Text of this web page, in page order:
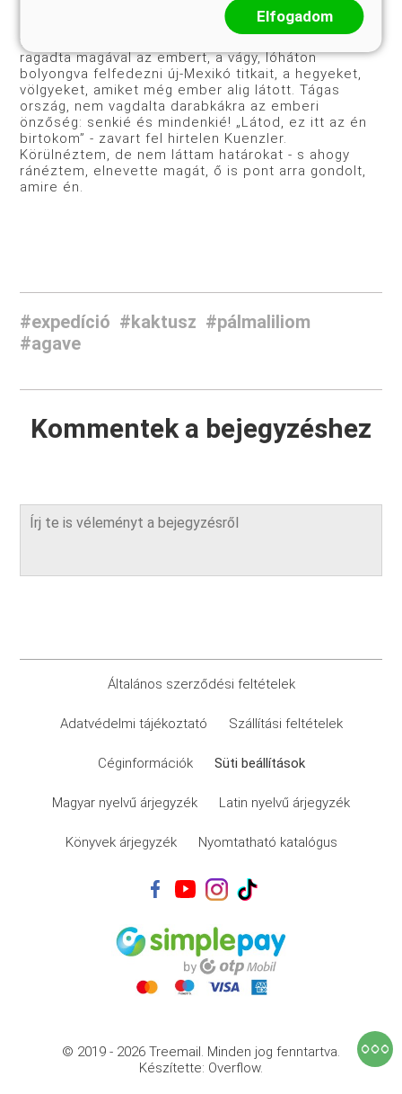
az oda-, sem a visszaúton nem láttunk terem­tett
lelket sem: végtelen halott fű- és kőrengetegnek
tűnt a táj. Önkéntelenül vadnyugati romantika
ragadta magával az embert, a vágy, lóháton
bolyongva felfedezni új-Mexikó tit­kait, a hegyeket,
völgyeket, amiket még ember alig látott. Tágas
ország, nem vagdalta darabkákra az emberi
önzőség: senkié és mindenkié! „Látod, ez itt az én
birtokom” - zavart fel hirtelen Kuenzler.
Körülnéztem, de nem láttam határokat - s ahogy
ránéztem, elnevette magát, ő is pont arra gondolt,
amire én.
#expedíció #kaktusz #pálmaliliom
#agave
Kommentek a bejegyzéshez
Általános szerződési feltételek
Adatvédelmi tájékoztató Szállítási feltételek
Céginformációk Süti beállítások
Magyar nyelvű árjegyzék Latin nyelvű árjegyzék
Könyvek árjegyzék Nyomtatható katalógus
© 2019 - 2026 Treemail. Minden jog fenntartva.
Készítette: Overflow.
Elfogadom